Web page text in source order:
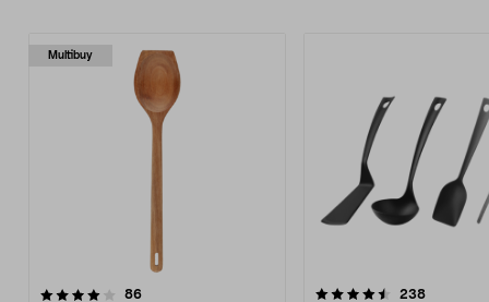
Multibuy
86recensioner
4.5 av 5 stjärnor 238
4.0 av 5 stjärnor